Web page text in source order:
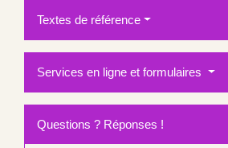
Textes de référence
Services en ligne et formulaires
Questions ? Réponses !